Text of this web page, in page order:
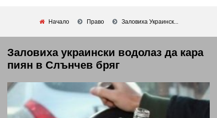
Начало Право Заловиха Украинск...
Заловиха украински водолаз да кара
пиян в Слънчев бряг